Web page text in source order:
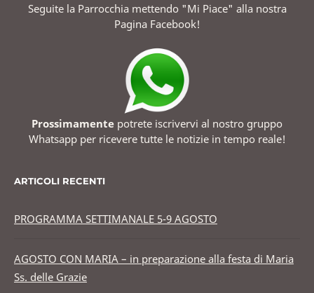
Seguite la Parrocchia mettendo "Mi Piace" alla nostra
Pagina Facebook!
Prossimamente potrete iscrivervi al nostro gruppo
Whatsapp per ricevere tutte le notizie in tempo reale!
ARTICOLI RECENTI
PROGRAMMA SETTIMANALE 5-9 AGOSTO
AGOSTO CON MARIA – in preparazione alla festa di Maria
Ss. delle Grazie